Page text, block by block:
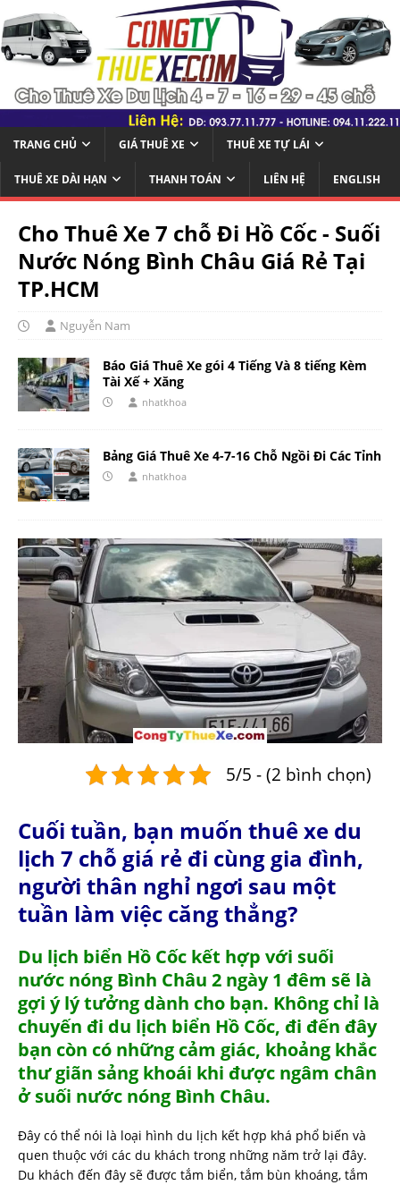
TRANG CHỦ GIÁ THUÊ XE THUÊ XE TỰ LÁI
THUÊ XE DÀI HẠN THANH TOÁN LIÊN HỆ ENGLISH
Cho Thuê Xe 7 chỗ Đi Hồ Cốc - Suối
Nước Nóng Bình Châu Giá Rẻ Tại
TP.HCM
Nguyễn Nam
Báo Giá Thuê Xe gói 4 Tiếng Và 8 tiếng Kèm
Tài Xế + Xăng
nhatkhoa
Bảng Giá Thuê Xe 4-7-16 Chỗ Ngồi Đi Các Tỉnh
nhatkhoa
5/5 - (2 bình chọn)
Cuối tuần, bạn muốn thuê xe du
lịch 7 chỗ giá rẻ đi cùng gia đình,
người thân nghỉ ngơi sau một
tuần làm việc căng thẳng?
Du lịch biển Hồ Cốc kết hợp với suối
nước nóng Bình Châu 2 ngày 1 đêm sẽ là
gợi ý lý tưởng dành cho bạn. Không chỉ là
chuyến đi du lịch biển Hồ Cốc, đi đến đây
bạn còn có những cảm giác, khoảng khắc
thư giãn sảng khoái khi được ngâm chân
ở suối nước nóng Bình Châu.
Đây có thể nói là loại hình du lịch kết hợp khá phổ biến và
quen thuộc với các du khách trong những năm trở lại đây.
Du khách đến đây sẽ được tắm biển, tắm bùn khoáng, tắm